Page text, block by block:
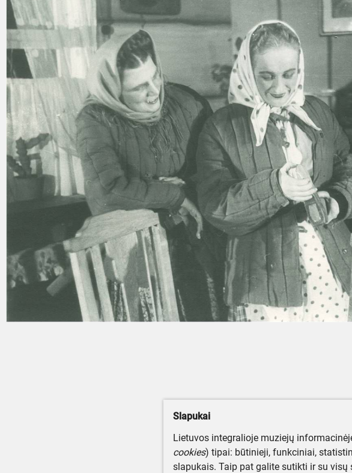
Slapukai
Lietuvos integralioje muziejų
cookies) tipai: būtinieji, funkciniai,
slapukais. Taip pat galite sutikti ir su visų